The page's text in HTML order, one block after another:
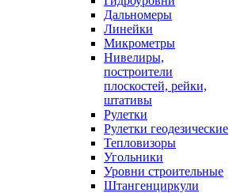
Дальномеры
Линейки
Микрометры
Нивелиры,
построители
плоскостей, рейки,
штативы
Рулетки
Рулетки геодезические
Тепловизоры
Угольники
Уровни строительные
Штангенциркули